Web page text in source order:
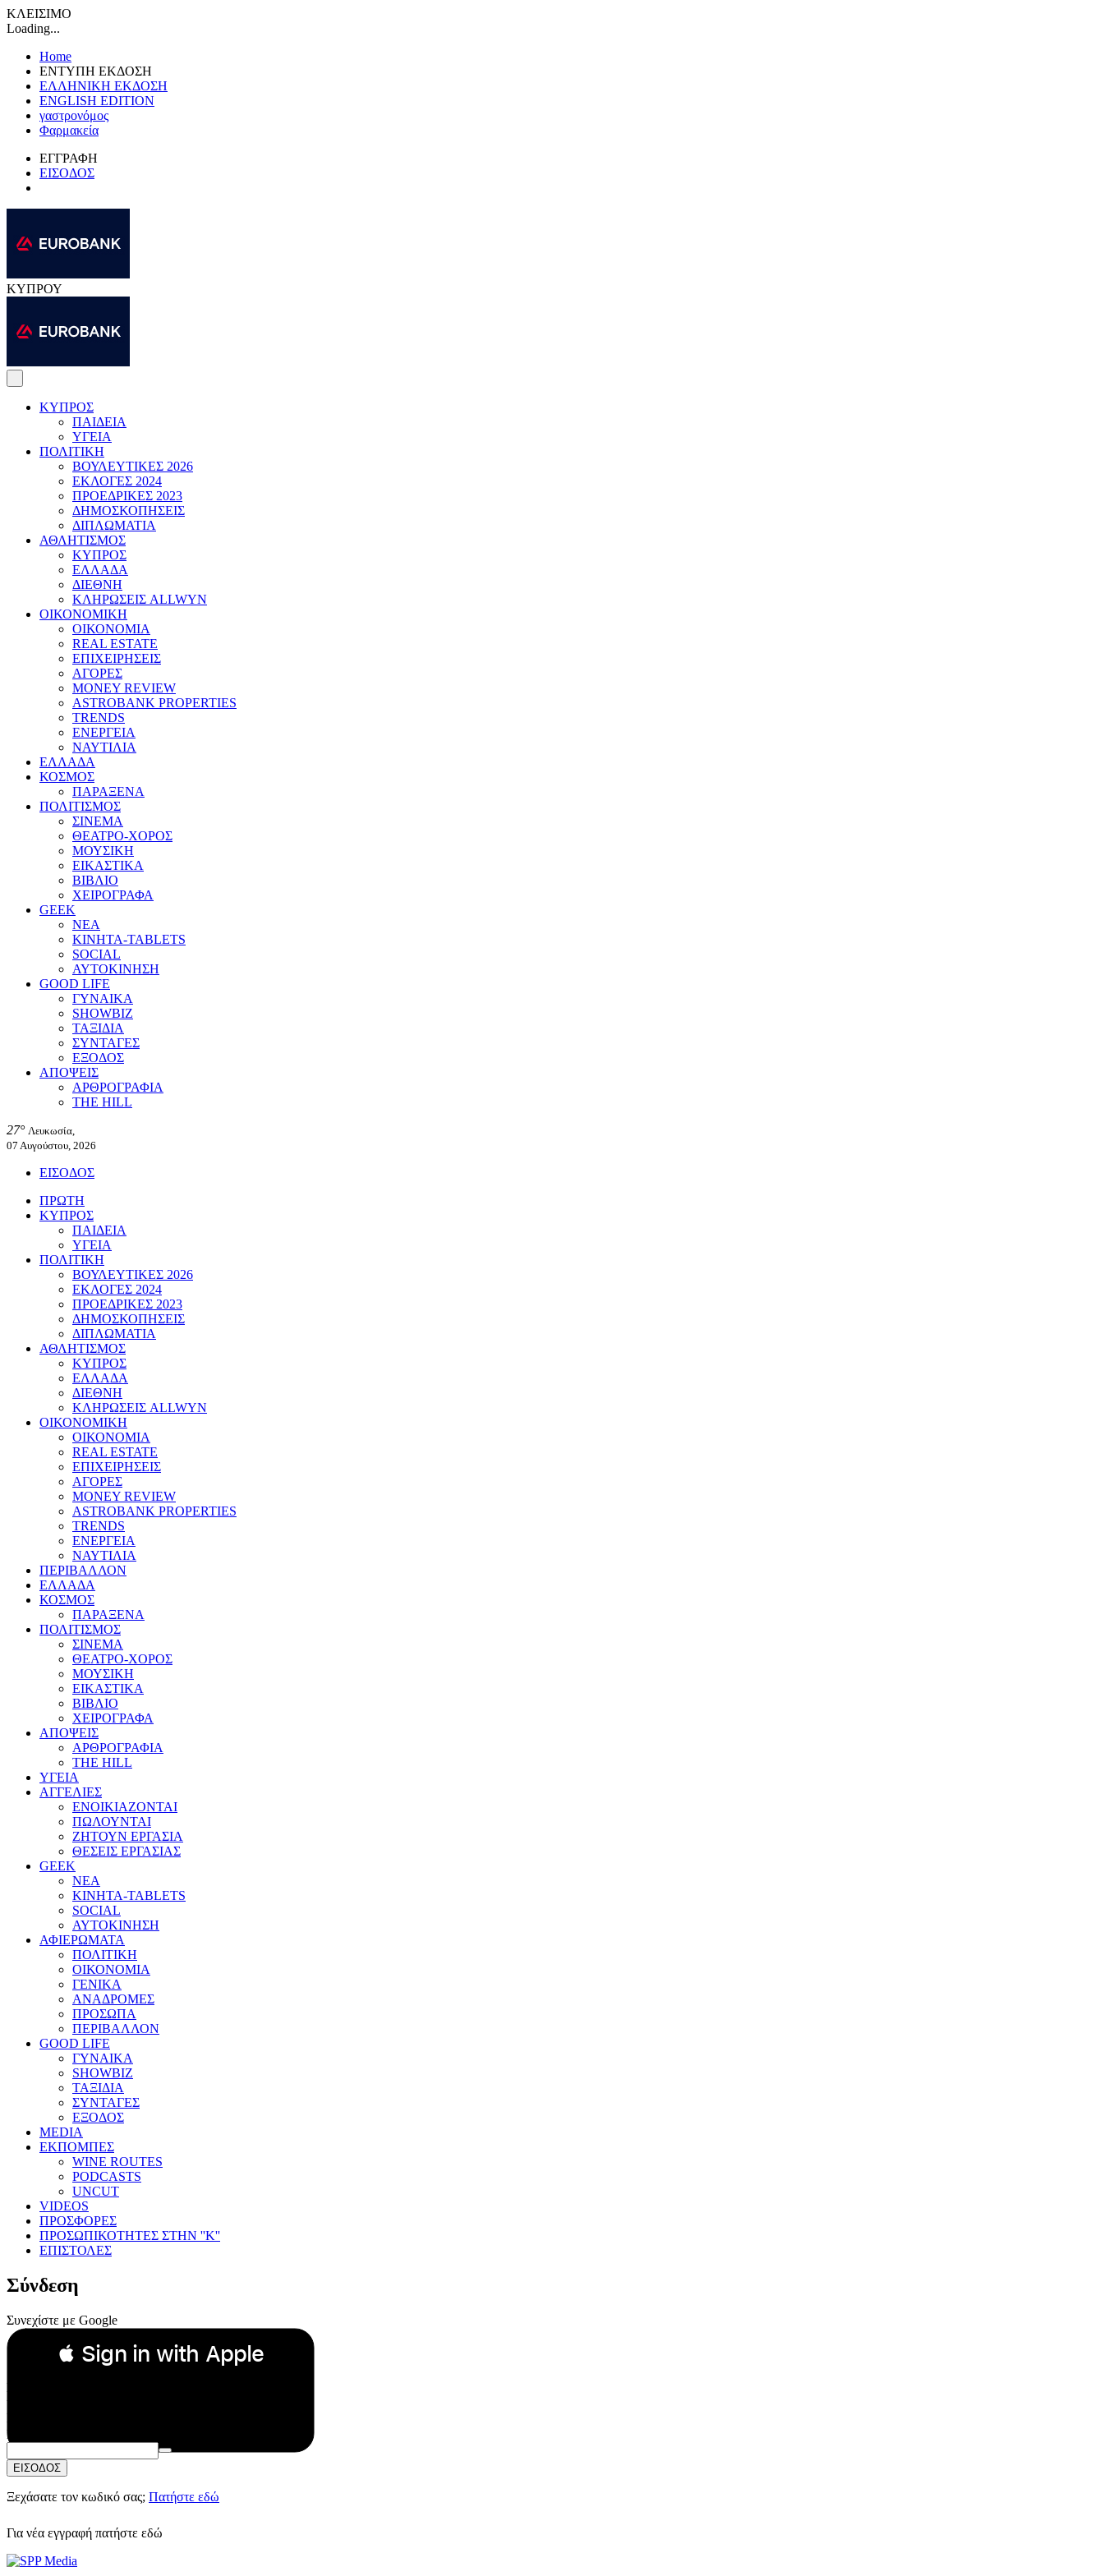
ΚΛΕΙΣΙΜΟ
Loading...
Home
ΕΝΤΥΠΗ ΕΚΔΟΣΗ
ΕΛΛΗΝΙΚΗ ΕΚΔΟΣΗ
ENGLISH EDITION
γαστρονόμος
Φαρμακεία
ΕΓΓΡΑΦΗ
ΕΙΣΟΔΟΣ
ΚΥΠΡΟΥ
ΚΥΠΡΟΣ
ΠΑΙΔΕΙΑ
ΥΓΕΙΑ
ΠΟΛΙΤΙΚΗ
ΒΟΥΛΕΥΤΙΚΕΣ 2026
ΕΚΛΟΓΕΣ 2024
ΠΡΟΕΔΡΙΚΕΣ 2023
ΔΗΜΟΣΚΟΠΗΣΕΙΣ
ΔΙΠΛΩΜΑΤΙΑ
ΑΘΛΗΤΙΣΜΟΣ
ΚΥΠΡΟΣ
ΕΛΛΑΔΑ
ΔΙΕΘΝΗ
ΚΛΗΡΩΣΕΙΣ ALLWYN
ΟΙΚΟΝΟΜΙΚΗ
ΟΙΚΟΝΟΜΙΑ
REAL ESTATE
ΕΠΙΧΕΙΡΗΣΕΙΣ
ΑΓΟΡΕΣ
MONEY REVIEW
ASTROBANK PROPERTIES
TRENDS
ΕΝΕΡΓΕΙΑ
ΝΑΥΤΙΛΙΑ
ΕΛΛΑΔΑ
ΚΟΣΜΟΣ
ΠΑΡΑΞΕΝΑ
ΠΟΛΙΤΙΣΜΟΣ
ΣΙΝΕΜΑ
ΘΕΑΤΡΟ-ΧΟΡΟΣ
ΜΟΥΣΙΚΗ
ΕΙΚΑΣΤΙΚΑ
ΒΙΒΛΙΟ
ΧΕΙΡΟΓΡΑΦΑ
GEEK
ΝΕΑ
ΚΙΝΗΤΑ-TABLETS
SOCIAL
ΑΥΤΟΚΙΝΗΣΗ
GOOD LIFE
ΓΥΝΑΙΚΑ
SHOWBIZ
ΤΑΞΙΔΙΑ
ΣΥΝΤΑΓΕΣ
ΕΞΟΔΟΣ
ΑΠΟΨΕΙΣ
ΑΡΘΡΟΓΡΑΦΙΑ
THE HILL
27° Λευκωσία,
07 Αυγούστου, 2026
ΕΙΣΟΔΟΣ
ΠΡΩΤΗ
ΚΥΠΡΟΣ
ΠΑΙΔΕΙΑ
ΥΓΕΙΑ
ΠΟΛΙΤΙΚΗ
ΒΟΥΛΕΥΤΙΚΕΣ 2026
ΕΚΛΟΓΕΣ 2024
ΠΡΟΕΔΡΙΚΕΣ 2023
ΔΗΜΟΣΚΟΠΗΣΕΙΣ
ΔΙΠΛΩΜΑΤΙΑ
ΑΘΛΗΤΙΣΜΟΣ
ΚΥΠΡΟΣ
ΕΛΛΑΔΑ
ΔΙΕΘΝΗ
ΚΛΗΡΩΣΕΙΣ ALLWYN
ΟΙΚΟΝΟΜΙΚΗ
ΟΙΚΟΝΟΜΙΑ
REAL ESTATE
ΕΠΙΧΕΙΡΗΣΕΙΣ
ΑΓΟΡΕΣ
MONEY REVIEW
ASTROBANK PROPERTIES
TRENDS
ΕΝΕΡΓΕΙΑ
ΝΑΥΤΙΛΙΑ
ΠΕΡΙΒΑΛΛΟΝ
ΕΛΛΑΔΑ
ΚΟΣΜΟΣ
ΠΑΡΑΞΕΝΑ
ΠΟΛΙΤΙΣΜΟΣ
ΣΙΝΕΜΑ
ΘΕΑΤΡΟ-ΧΟΡΟΣ
ΜΟΥΣΙΚΗ
ΕΙΚΑΣΤΙΚΑ
ΒΙΒΛΙΟ
ΧΕΙΡΟΓΡΑΦΑ
ΑΠΟΨΕΙΣ
ΑΡΘΡΟΓΡΑΦΙΑ
THE HILL
ΥΓΕΙΑ
ΑΓΓΕΛΙΕΣ
ΕΝΟΙΚΙΑΖΟΝΤΑΙ
ΠΩΛΟΥΝΤΑΙ
ΖΗΤΟΥΝ ΕΡΓΑΣΙΑ
ΘΕΣΕΙΣ ΕΡΓΑΣΙΑΣ
GEEK
ΝΕΑ
ΚΙΝΗΤΑ-TABLETS
SOCIAL
ΑΥΤΟΚΙΝΗΣΗ
ΑΦΙΕΡΩΜΑΤΑ
ΠΟΛΙΤΙΚΗ
ΟΙΚΟΝΟΜΙΑ
ΓΕΝΙΚΑ
ΑΝΑΔΡΟΜΕΣ
ΠΡΟΣΩΠΑ
ΠΕΡΙΒΑΛΛΟΝ
GOOD LIFE
ΓΥΝΑΙΚΑ
SHOWBIZ
ΤΑΞΙΔΙΑ
ΣΥΝΤΑΓΕΣ
ΕΞΟΔΟΣ
MEDIA
ΕΚΠΟΜΠΕΣ
WINE ROUTES
PODCASTS
UNCUT
VIDEOS
ΠΡΟΣΦΟΡΕΣ
ΠΡΟΣΩΠΙΚΟΤΗΤΕΣ ΣΤΗΝ ''Κ''
ΕΠΙΣΤΟΛΕΣ
Σύνδεση
Συνεχίστε με Google
 Sign in with Apple
Συνεχίστε με Apple
ή
Email:
Κωδικός Πρόσβασης:
ΕΙΣΟΔΟΣ
Ξεχάσατε τον κωδικό σας; Πατήστε εδώ
Για νέα εγγραφή πατήστε εδώ